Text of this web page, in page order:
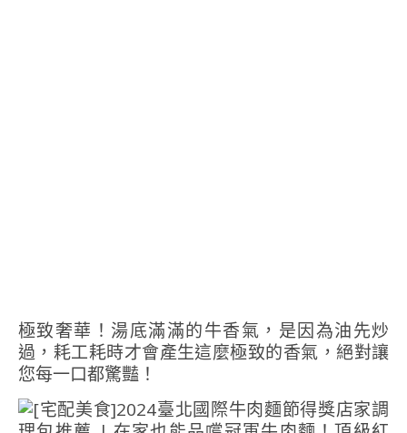
極致奢華！湯底滿滿的牛香氣，是因為油先炒
過，耗工耗時才會產生這麼極致的香氣，絕對讓
您每一口都驚豔！